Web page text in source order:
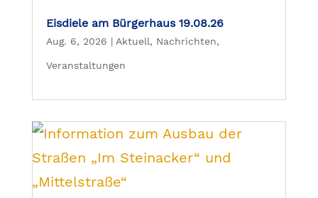
Eisdiele am Bürgerhaus 19.08.26
Aug. 6, 2026 | Aktuell, Nachrichten,
Veranstaltungen